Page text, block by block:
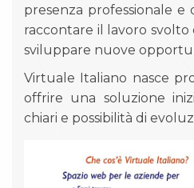
presenza professionale e
raccontare il lavoro svolto
sviluppare nuove
Virtuale Italiano nasce
offrire una soluzione
chiari e possibilità di